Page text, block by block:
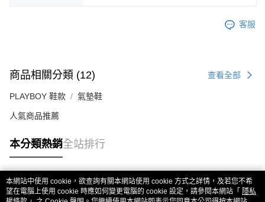
客服
商品相關分類 (12) 查看全部
PLAYBOY 鞋款 氣墊鞋
人氣商品推薦
本分類熱銷全站排行
熱門標籤
本網站中使用 cookie，欲查詢有關本網站使用 cookie 方式之詳情，及若您不希
望在電腦上使用 cookie 時應如何變更電腦的 cookie 設定，請參閱本網站「 隱私